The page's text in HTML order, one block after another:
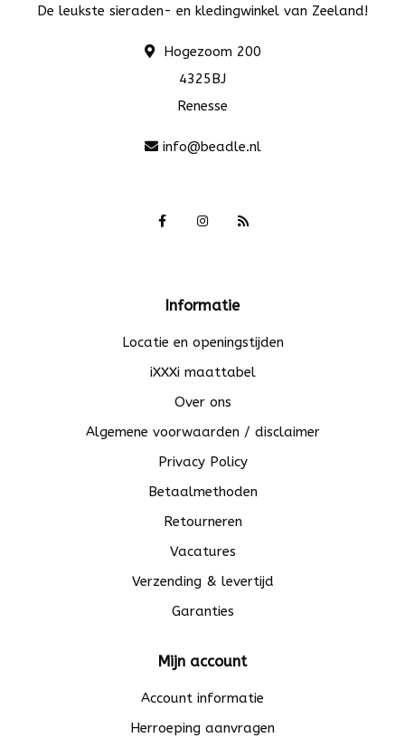
De leukste sieraden- en kledingwinkel van Zeeland!
Hogezoom 200
4325BJ
Renesse
info@beadle.nl
Informatie
Locatie en openingstijden
iXXXi maattabel
Over ons
Algemene voorwaarden / disclaimer
Privacy Policy
Betaalmethoden
Retourneren
Vacatures
Verzending & levertijd
Garanties
Mijn account
Account informatie
Herroeping aanvragen